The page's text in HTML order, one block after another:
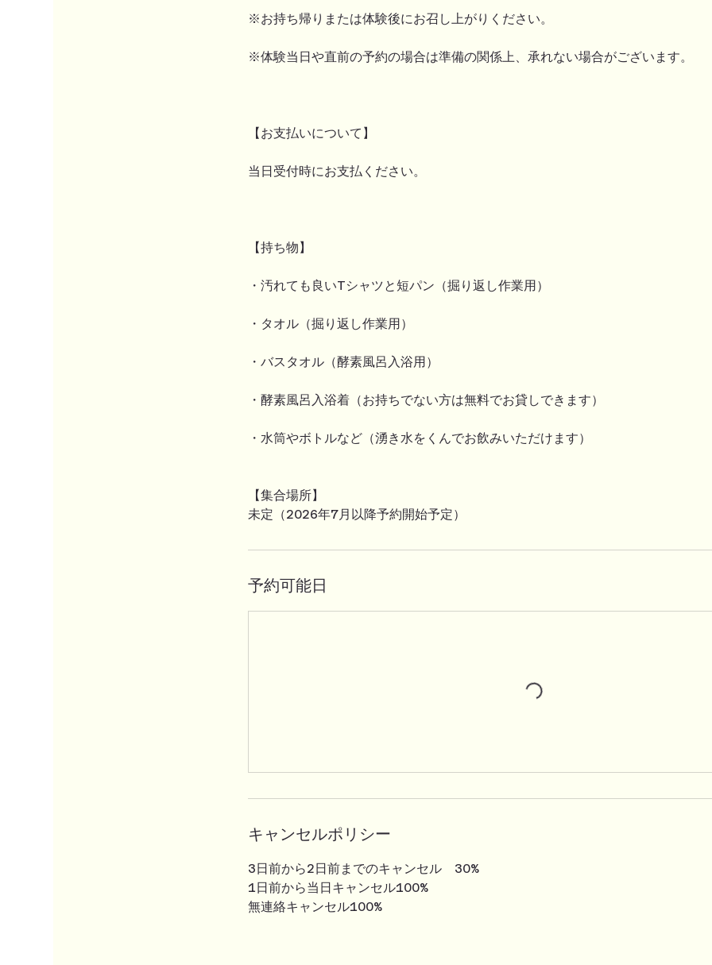
※お持ち帰りまたは体験後にお召し上がりください。
※体験当日や直前の予約の場合は準備の関係上、承れない場合がございます。
【お支払いについて】
当日受付時にお支払ください。
【持ち物】
・汚れても良いTシャツと短パン（掘り返し作業用）
・タオル（掘り返し作業用）
・バスタオル（酵素風呂入浴用）
・酵素風呂入浴着（お持ちでない方は無料でお貸しできます）
・水筒やボトルなど（湧き水をくんでお飲みいただけます）
【集合場所】
未定（2026年7月以降予約開始予定）
予約可能日
キャンセルポリシー
3日前から2日前までのキャンセル 30%
1日前から当日キャンセル100%
無連絡キャンセル100%